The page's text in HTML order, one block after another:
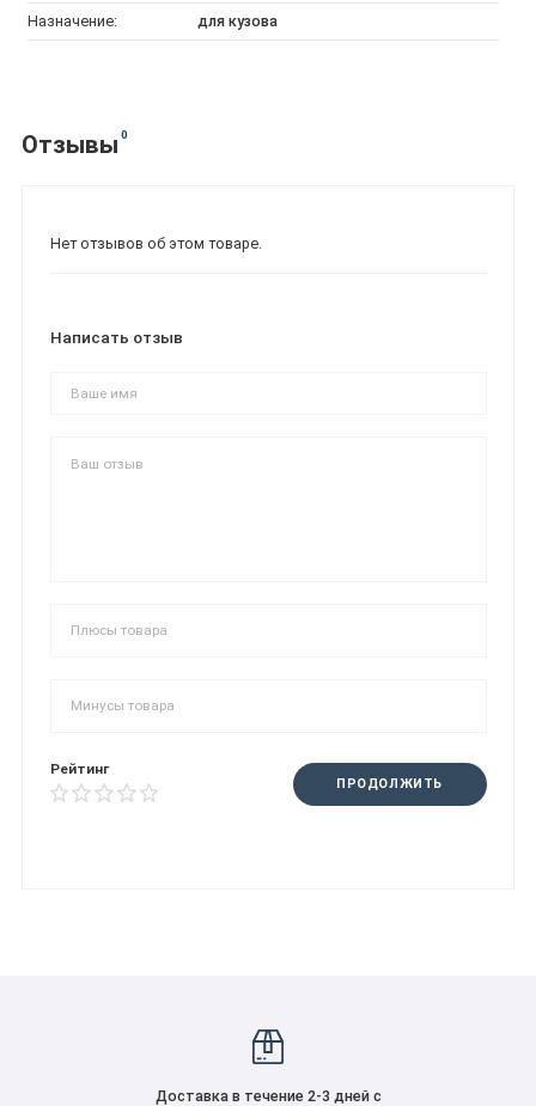
Назначение: для кузова
Отзывы 0
Нет отзывов об этом товаре.
Написать отзыв
Рейтинг
ПРОДОЛЖИТЬ
Доставка в течение 2-3 дней с